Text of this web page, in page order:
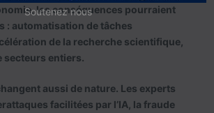
les conséquences pourraient
: automatisation de tâches
de la recherche scientifique,
entiers.
aussi de nature. Les experts
facilitées par l’IA, la fraude
Soutenez nous